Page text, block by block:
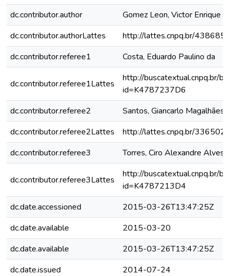
dc.contributor.author
Gomez Leon, Victor Enrique
dc.contributor.authorLattes
http://lattes.cnpq.br/
dc.contributor.referee1
Costa, Eduardo Paulino da
dc.contributor.referee1Lattes
http://buscatextual.cnpq.br/
id=K4787237D6
dc.contributor.referee2
Santos, Giancarlo Magalhães
dc.contributor.referee2Lattes
http://lattes.cnpq.br/
dc.contributor.referee3
Torres, Ciro Alexandre Alves
dc.contributor.referee3Lattes
http://buscatextual.cnpq.br/
id=K4787213D4
dc.date.accessioned
2015-03-26T13:47:25Z
dc.date.available
2015-03-20
dc.date.available
2015-03-26T13:47:25Z
dc.date.issued
2014-07-24